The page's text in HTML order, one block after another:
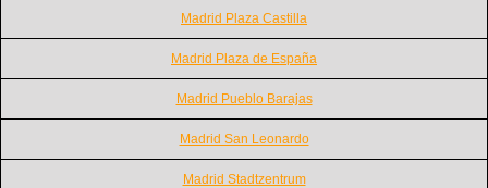
Madrid Plaza Castilla
Madrid Plaza de España
Madrid Pueblo Barajas
Madrid San Leonardo
Madrid Stadtzentrum